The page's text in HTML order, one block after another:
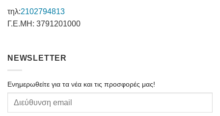
τηλ:2102794813
Γ.Ε.ΜΗ: 3791201000
NEWSLETTER
Ενημερωθείτε για τα νέα και τις προσφορές μας!